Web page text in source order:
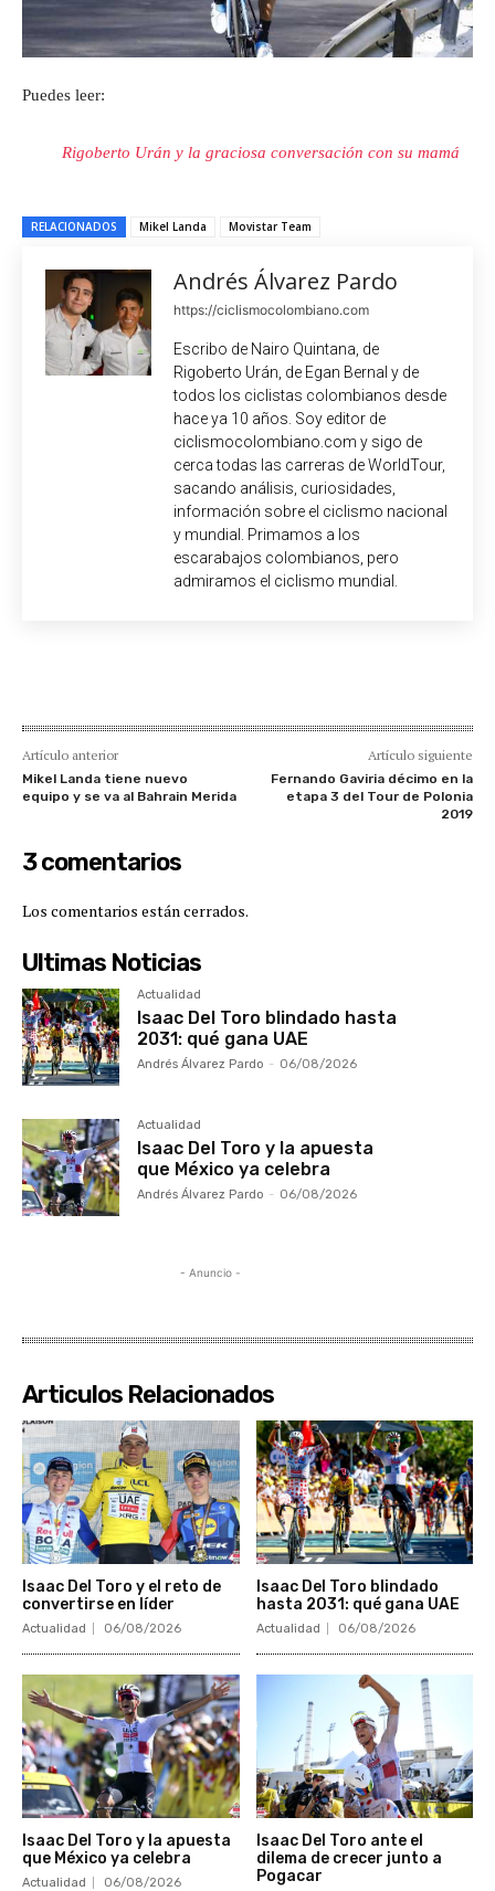
Puedes leer:
Rigoberto Urán y la graciosa conversación con su mamá
RELACIONADOS Mikel Landa Movistar Team
Andrés Álvarez Pardo
https://ciclismocolombiano.com
Escribo de Nairo Quintana, de
Rigoberto Urán, de Egan Bernal y de
todos los ciclistas colombianos desde
hace ya 10 años. Soy editor de
ciclismocolombiano.com y sigo de
cerca todas las carreras de WorldTour,
sacando análisis, curiosidades,
información sobre el ciclismo nacional
y mundial. Primamos a los
escarabajos colombianos, pero
admiramos el ciclismo mundial.
Artículo anterior
Mikel Landa tiene nuevo
equipo y se va al Bahrain Merida
Artículo siguiente
Fernando Gaviria décimo en la
etapa 3 del Tour de Polonia
2019
3 comentarios
Los comentarios están cerrados.
Ultimas Noticias
Actualidad
Isaac Del Toro blindado hasta
2031: qué gana UAE
Andrés Álvarez Pardo - 06/08/2026
Actualidad
Isaac Del Toro y la apuesta
que México ya celebra
Andrés Álvarez Pardo - 06/08/2026
- Anuncio -
Articulos Relacionados
Isaac Del Toro y el reto de
convertirse en líder
Actualidad 06/08/2026
Isaac Del Toro blindado
hasta 2031: qué gana UAE
Actualidad 06/08/2026
Isaac Del Toro y la apuesta
que México ya celebra
Actualidad 06/08/2026
Isaac Del Toro ante el
dilema de crecer junto a
Pogacar